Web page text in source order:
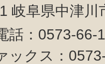
岐阜県中津
話：0573-
ックス：